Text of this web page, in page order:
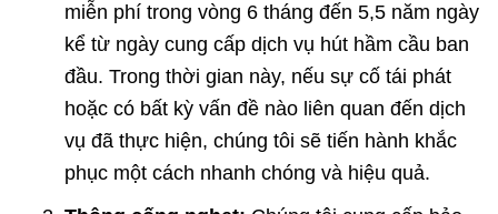
miễn phí trong vòng 6 tháng đến 5,5 năm ngày
kể từ ngày cung cấp dịch vụ hút hầm cầu ban
đầu. Trong thời gian này, nếu sự cố tái phát
hoặc có bất kỳ vấn đề nào liên quan đến dịch
vụ đã thực hiện, chúng tôi sẽ tiến hành khắc
phục một cách nhanh chóng và hiệu quả.